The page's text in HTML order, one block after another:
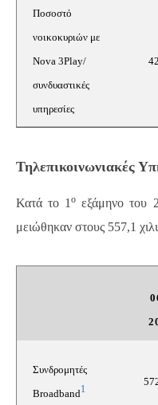
Ποσοστό
νοικοκυριών με
Nova 3Play/
συνδυαστικές
υπηρεσίες
Τηλεπικοινωνιακές
Κατά το 1ο εξάμηνο του
μειώθηκαν στους 557,1
Συνδρομητές
Broadband1